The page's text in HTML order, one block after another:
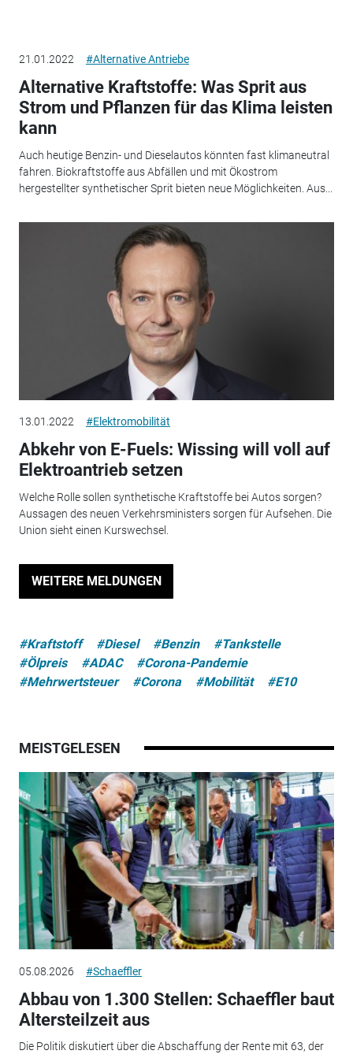
21.01.2022 #Alternative Antriebe
Alternative Kraftstoffe: Was Sprit aus
Strom und Pflanzen für das Klima leisten
kann
Auch heutige Benzin- und Dieselautos könnten fast klimaneutral
fahren. Biokraftstoffe aus Abfällen und mit Ökostrom
hergestellter synthetischer Sprit bieten neue Möglichkeiten. Aus...
13.01.2022 #Elektromobilität
Abkehr von E-Fuels: Wissing will voll auf
Elektroantrieb setzen
Welche Rolle sollen synthetische Kraftstoffe bei Autos sorgen?
Aussagen des neuen Verkehrsministers sorgen für Aufsehen. Die
Union sieht einen Kurswechsel.
WEITERE MELDUNGEN
#Kraftstoff #Diesel #Benzin
#Tankstelle
#Ölpreis
#ADAC
#Corona-Pandemie
#Mehrwertsteuer
#Corona #Mobilität #E10
MEISTGELESEN
05.08.2026 #Schaeffler
Abbau von 1.300 Stellen: Schaeffler baut
Altersteilzeit aus
Die Politik diskutiert über die Abschaffung der Rente mit 63, der